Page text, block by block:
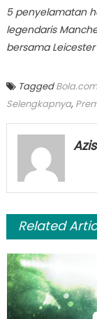
5 penyelamatan
legendaris
bersama
TaggedBola.com
Selengkapnya,
Azis
Related